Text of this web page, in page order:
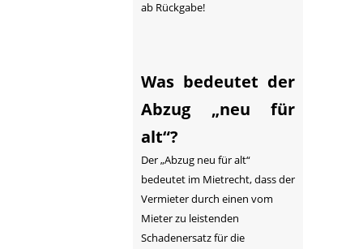
ab Rückgabe!
Was bedeutet der
Abzug „neu für
alt“?
Der „Abzug neu für alt“
bedeutet im Mietrecht, dass der
Vermieter durch einen vom
Mieter zu leistenden
Schadenersatz für die